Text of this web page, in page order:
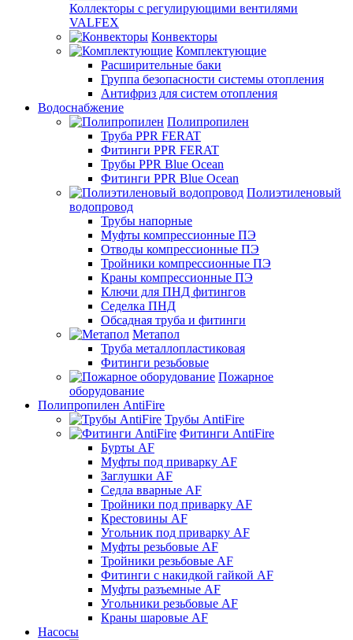
Коллекторы с регулирующими вентилями
VALFEX
Конвекторы
Комплектующие
Расширительные баки
Группа безопасности системы отопления
Антифриз для систем отопления
Водоснабжение
Полипропилен
Труба PPR FERAT
Фитинги PPR FERAT
Трубы PPR Blue Ocean
Фитинги PPR Blue Ocean
Полиэтиленовый
водопровод
Трубы напорные
Муфты компрессионные ПЭ
Отводы компрессионные ПЭ
Тройники компрессионные ПЭ
Краны компрессионные ПЭ
Ключи для ПНД фитингов
Седелка ПНД
Обсадная труба и фитинги
Метапол
Труба металлопластиковая
Фитинги резьбовые
Пожарное
оборудование
Полипропилен AntiFire
Трубы AntiFire
Фитинги AntiFire
Бурты AF
Муфты под приварку AF
Заглушки AF
Седла вварные AF
Тройники под приварку AF
Крестовины AF
Угольник под приварку AF
Муфты резьбовые AF
Тройники резьбовые AF
Фитинги с накидкой гайкой AF
Муфты разъемные AF
Угольники резьбовые AF
Краны шаровые AF
Насосы